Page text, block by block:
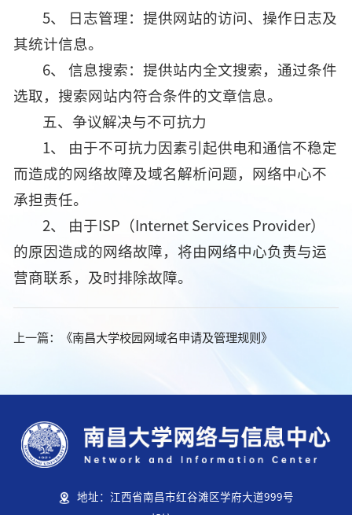
5、 日志管理：提供网站的访问、操作日志及
其统计信息。
6、 信息搜索：提供站内全文搜索，通过条件
选取，搜索网站内符合条件的文章信息。
五、争议解决与不可抗力
1、 由于不可抗力因素引起供电和通信不稳定
而造成的网络故障及域名解析问题，网络中心不
承担责任。
2、 由于ISP（Internet Services Provider）
的原因造成的网络故障，将由网络中心负责与运
营商联系，及时排除故障。
上一篇： 《南昌大学校园网域名申请及管理规则》
地址：江西省南昌市红谷滩区学府大道999号